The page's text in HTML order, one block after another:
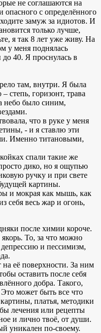
не соглашаются на
опасного с определённого
замуж за идиотов. И
только лучше,
я так 8 лет уже живу. На
у меня поднялась
до 40. Я проснулась в
там, внутри. Я была
степь, горизонт, трава
небо было синим,
что в руке у меня
- и я ставлю эти
Именно титановыми,
спали такие же
дико, но я ощупью
ручку и при свете
картины.
и мокрая как мышь, как
себя весь жар и огонь,
после химии короче.
То, за что можно
депрессию и пессимизм,
её поверхности. За ним
оставить после себя
добра. Такого,
может быть все что
платья, методики
лечения или рецепты
и лично твоё, от души.
уникален по-своему.